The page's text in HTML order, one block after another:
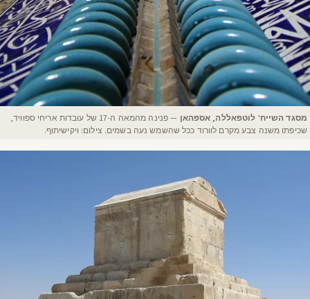
מסגד השייח' לוטפאללה, אספהאן
— פנינה מהמאה ה-17 של עובדות אריחי ספוויד,
שכיפתו משנה צבע מקרם לוורוד ככל שהשמש נעה בשמים. צילום: ויקישיתוף.